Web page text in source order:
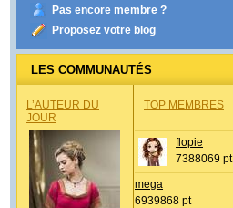
Pas encore membre ?
Proposez votre blog
LES COMMUNAUTÉS
L’AUTEUR DU
JOUR
TOP MEMBRES
flopie
7388069 pt
mega
6939868 pt